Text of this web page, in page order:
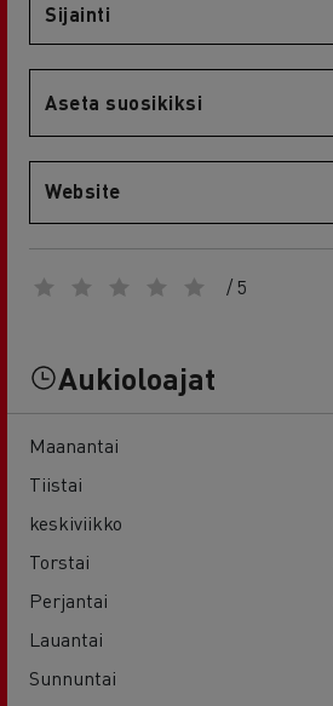
Sijainti
Aseta suosikiksi
Website
/ 5
Aukioloajat
Maanantai
Tiistai
keskiviikko
Torstai
Perjantai
Lauantai
Sunnuntai